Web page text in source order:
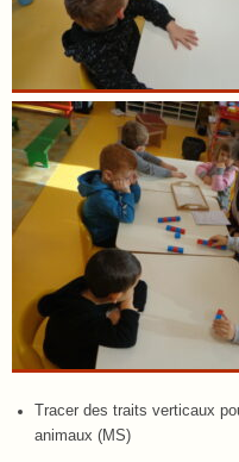
Tracer des traits verticaux
animaux (MS)